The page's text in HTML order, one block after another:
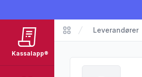
Kassalapp®
Kassalapp
Leverandører